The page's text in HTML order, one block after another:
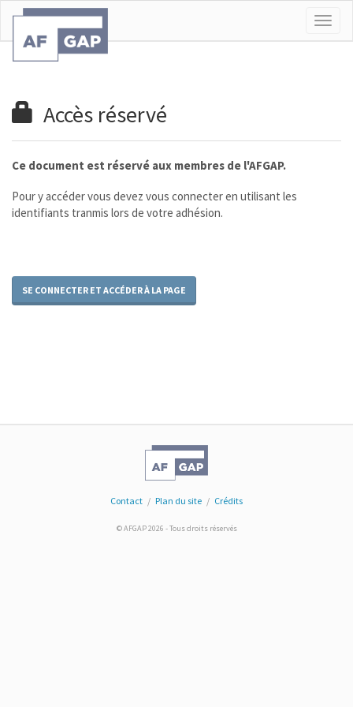
Accès réservé
Ce document est réservé aux membres de l'AFGAP.
Pour y accéder vous devez vous connecter en utilisant les
identifiants tranmis lors de votre adhésion.
SE CONNECTER ET ACCÉDER À LA PAGE
Contact / Plan du site / Crédits
© AFGAP 2026 - Tous droits réservés